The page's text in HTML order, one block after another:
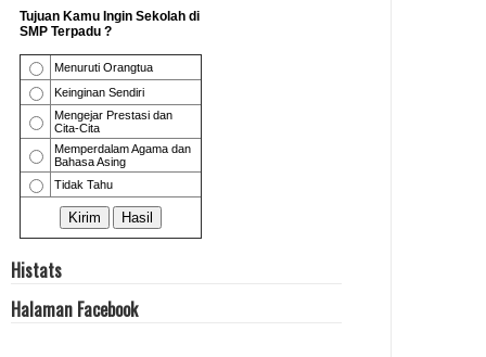
Histats
Halaman Facebook